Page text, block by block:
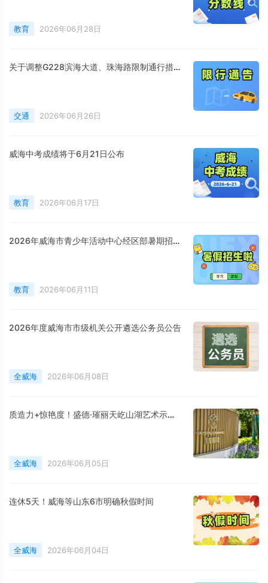
教育 2026年06月28日
关于调整G228滨海大道、珠海路限制通行措施的通告
交通 2026年06月26日
威海中考成绩将于6月21日公布
教育 2026年06月17日
2026年威海市青少年活动中心经区部暑期招生简章
教育 2026年06月11日
2026年度威海市市级机关公开遴选公务员公告
全威海 2026年06月08日
质造力+惊艳度！盛德·璀丽天屹山湖艺术示范区圆满启卷
全威海 2026年06月05日
连休5天！威海等山东6市明确秋假时间
全威海 2026年06月04日